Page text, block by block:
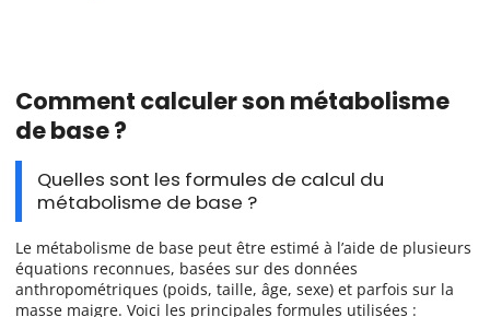
Comment calculer son métabolisme
de base ?
Quelles sont les formules de calcul du
métabolisme de base ?
Le métabolisme de base peut être estimé à l’aide de plusieurs
équations reconnues, basées sur des données
anthropométriques (poids, taille, âge, sexe) et parfois sur la
masse maigre. Voici les principales formules utilisées :